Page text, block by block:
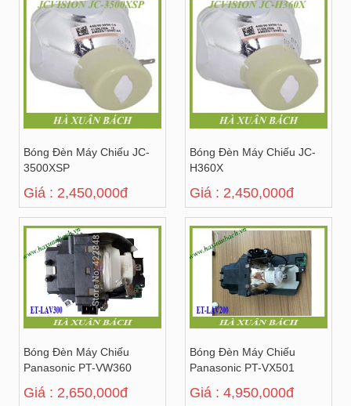
Bóng Đèn Máy Chiếu JC-
3500XSP
Giá : 2,450,000đ
Bóng Đèn Máy Chiếu JC-
H360X
Giá : 2,450,000đ
Bóng Đèn Máy Chiếu
Panasonic PT-VW360
Giá : 2,650,000đ
Bóng Đèn Máy Chiếu
Panasonic PT-VX501
Giá : 4,950,000đ